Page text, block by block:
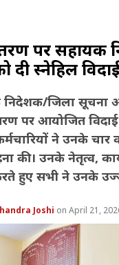
पर सहायक
दी स्नेहिल
जिला सूचना
पर आयोजित
ने उनके चार
की। उनके नेतृत्व,
हुए सभी ने उनके
Joshi April 21,